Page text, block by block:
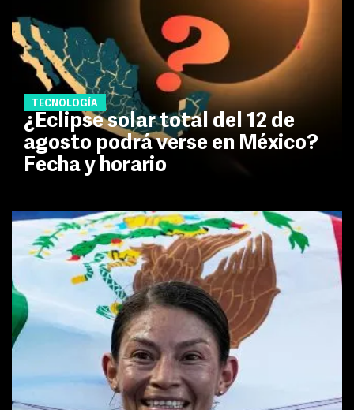
TECNOLOGÍA
¿Eclipse solar total del 12 de
agosto podrá verse en México?
Fecha y horario